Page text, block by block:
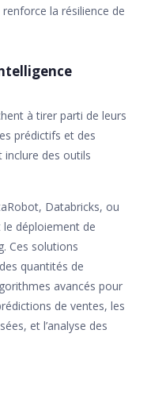
la résilience de
à tirer parti de leurs
prédictifs et des
inclure des outils
Databricks, ou
déploiement de
Ces solutions
quantités de
avancés pour
de ventes, les
et l’analyse des